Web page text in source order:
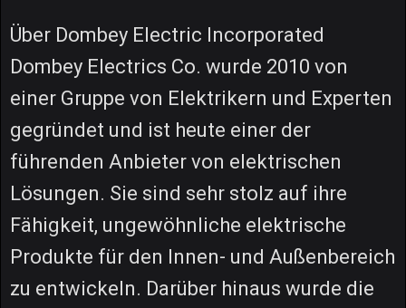
Über Dombey Electric Incorporated
Dombey Electrics Co. wurde 2010 von
einer Gruppe von Elektrikern und Experten
gegründet und ist heute einer der
führenden Anbieter von elektrischen
Lösungen. Sie sind sehr stolz auf ihre
Fähigkeit, ungewöhnliche elektrische
Produkte für den Innen- und Außenbereich
zu entwickeln. Darüber hinaus wurde die